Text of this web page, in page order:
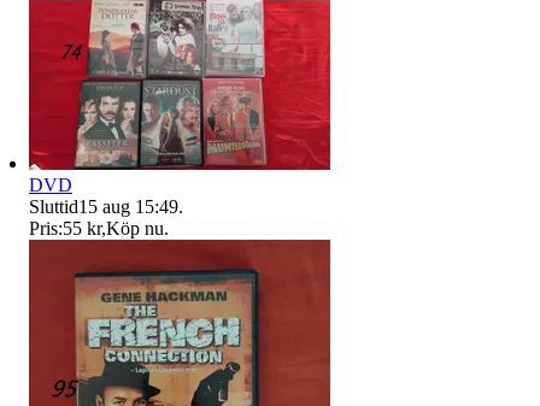
DVD
Sluttid15 aug 15:49.
Pris:55 kr,Köp nu.